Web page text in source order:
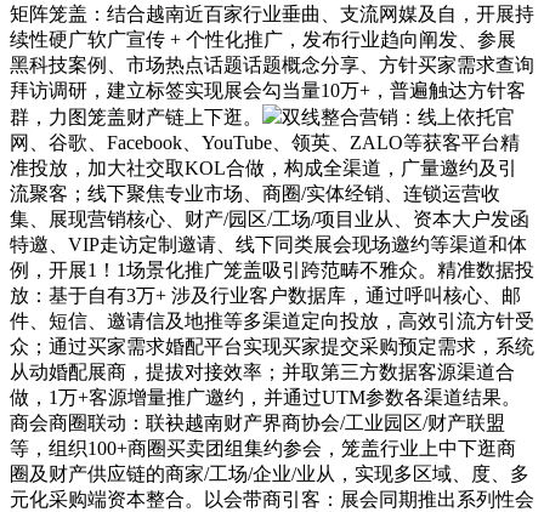
矩阵笼盖：结合越南近百家行业垂曲、支流网媒及自，开展持
续性硬广软广宣传 + 个性化推广，发布行业趋向阐发、参展
黑科技案例、市场热点话题话题概念分享、方针买家需求查询
拜访调研，建立标签实现展会勾当量10万+，普遍触达方针客
群，力图笼盖财产链上下逛。
双线整合营销：线上依托官
网、谷歌、Facebook、YouTube、领英、ZALO等获客平台精
准投放，加大社交取KOL合做，构成全渠道，广量邀约及引
流聚客；线下聚焦专业市场、商圈/实体经销、连锁运营收
集、展现营销核心、财产/园区/工场/项目业从、资本大户发函
特邀、VIP走访定制邀请、线下同类展会现场邀约等渠道和体
例，开展1！1场景化推广笼盖吸引跨范畴不雅众。精准数据投
放：基于自有3万+ 涉及行业客户数据库，通过呼叫核心、邮
件、短信、邀请信及地推等多渠道定向投放，高效引流方针受
众；通过买家需求婚配平台实现买家提交采购预定需求，系统
从动婚配展商，提拔对接效率；并取第三方数据客源渠道合
做，1万+客源增量推广邀约，并通过UTM参数各渠道结果。
商会商圈联动：联袂越南财产界商协会/工业园区/财产联盟
等，组织100+商圈买卖团组集约参会，笼盖行业上中下逛商
圈及财产供应链的商家/工场/企业/业从，实现多区域、度、多
元化采购端资本整合。以会带商引客：展会同期推出系列性会